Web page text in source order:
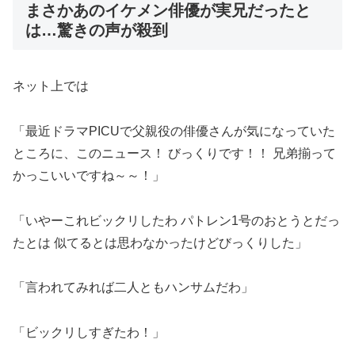
まさかあのイケメン俳優が実兄だったと
は…驚きの声が殺到
ネット上では
「最近ドラマPICUで父親役の俳優さんが気になっていた
ところに、このニュース！ びっくりです！！ 兄弟揃って
かっこいいですね～～！」
「いやーこれビックリしたわ パトレン1号のおとうとだっ
たとは 似てるとは思わなかったけどびっくりした」
「言われてみれば二人ともハンサムだわ」
「ビックリしすぎたわ！」